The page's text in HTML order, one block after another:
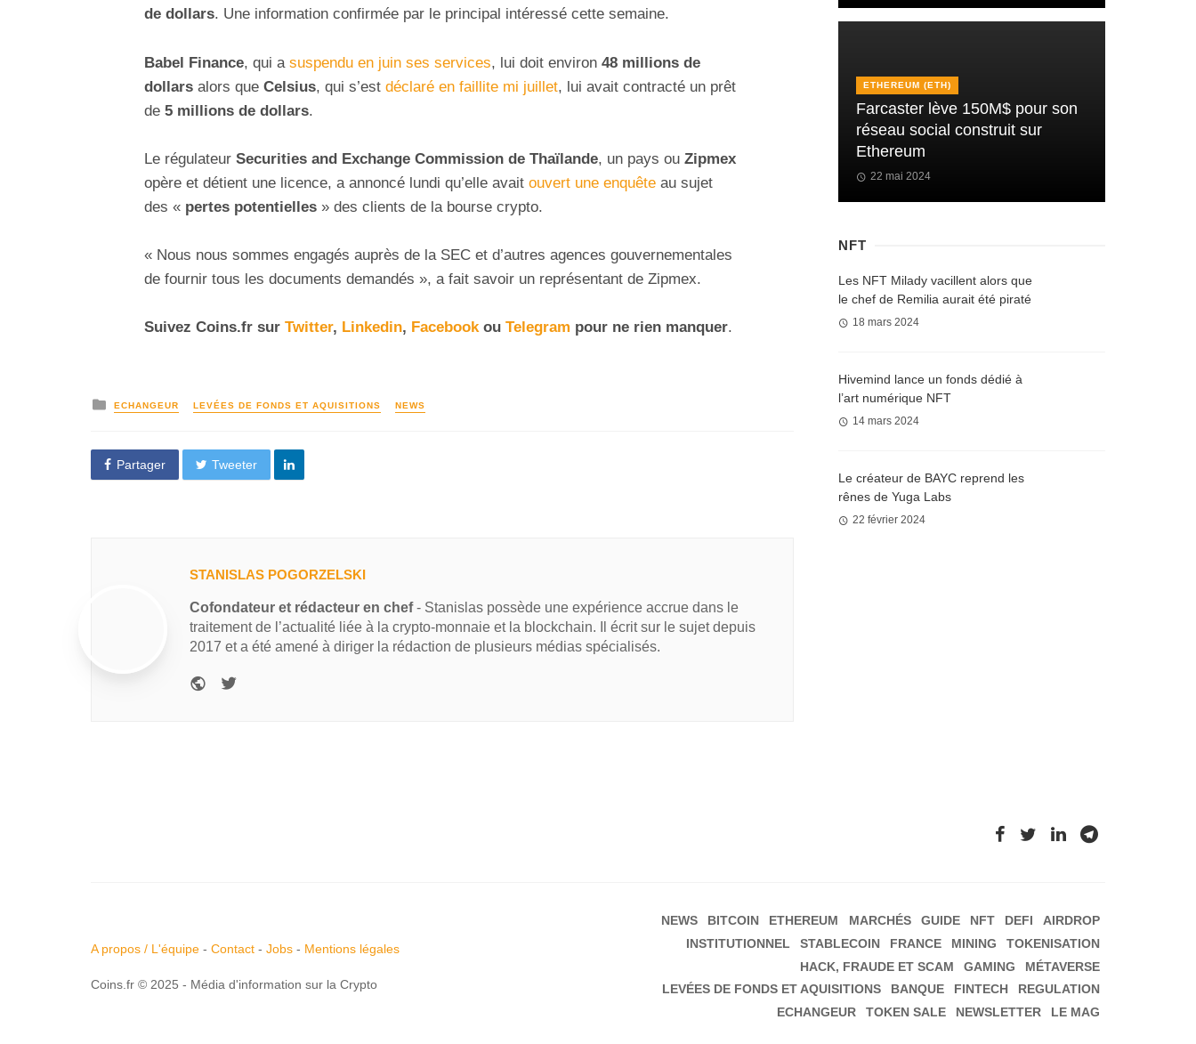
de dollars. Une information confirmée par le principal intéressé cette semaine.
Babel Finance, qui a suspendu en juin ses services, lui doit environ 48 millions de
dollars alors que Celsius, qui s’est déclaré en faillite mi juillet, lui avait contracté un prêt
de 5 millions de dollars.
Le régulateur Securities and Exchange Commission de Thaïlande, un pays ou Zipmex
opère et détient une licence, a annoncé lundi qu’elle avait ouvert une enquête au sujet
des « pertes potentielles » des clients de la bourse crypto.
« Nous nous sommes engagés auprès de la SEC et d’autres agences gouvernementales
de fournir tous les documents demandés », a fait savoir un représentant de Zipmex.
Suivez Coins.fr sur Twitter, Linkedin, Facebookou Telegram pour ne rien manquer.
ECHANGEUR LEVÉES DE FONDS ET AQUISITIONS NEWS
Partager Tweeter
STANISLAS POGORZELSKI
Cofondateur et rédacteur en chef- Stanislas possède une expérience accrue dans le
traitement de l’actualité liée à la crypto-monnaie et la blockchain. Il écrit sur le sujet depuis
2017 et a été amené à diriger la rédaction de plusieurs médias spécialisés.
ETHEREUM (ETH)
Farcaster lève 150M$ pour son
réseau social construit sur
Ethereum
22 mai 2024
NFT
Les NFT Milady vacillent alors que
le chef de Remilia aurait été piraté
18 mars 2024
Hivemind lance un fonds dédié à
l’art numérique NFT
14 mars 2024
Le créateur de BAYC reprend les
rênes de Yuga Labs
22 février 2024
A propos / L'équipe - Contact - Jobs - Mentions légales
Coins.fr © 2025 - Média d'information sur la Crypto
NEWS BITCOIN ETHEREUM MARCHÉS GUIDE NFT DEFI
AIRDROP
INSTITUTIONNEL
STABLECOIN FRANCE MINING
TOKENISATION
HACK, FRAUDE ET SCAM
GAMING
MÉTAVERSE
LEVÉES DE FONDS ET AQUISITIONS
BANQUE FINTECH
REGULATION
ECHANGEUR
TOKEN SALE NEWSLETTER LE MAG